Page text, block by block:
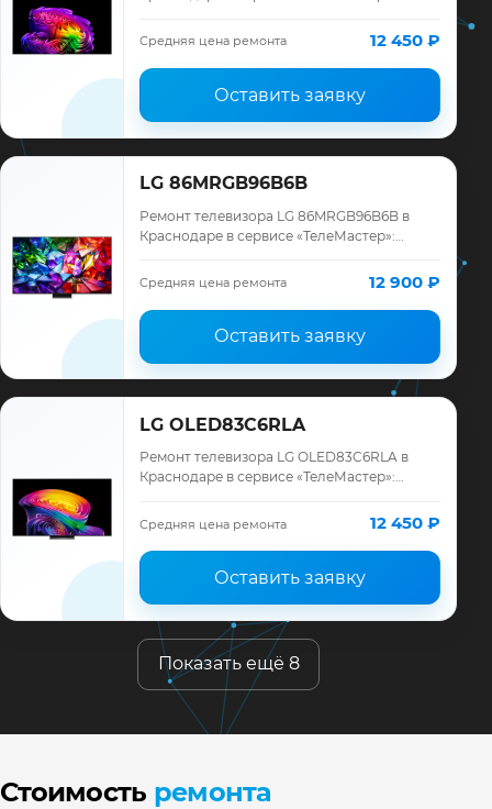
запчасти и гарантия до 12 месяцев.
Средняя цена ремонта 12 450 ₽
Оставить заявку
LG 86MRGB96B6B
Ремонт телевизора LG 86MRGB96B6B в
Краснодаре в сервисе «ТелеМастер»:
запчасти и гарантия до 12 месяцев.
Средняя цена ремонта 12 900 ₽
Оставить заявку
LG OLED83C6RLA
Ремонт телевизора LG OLED83C6RLA в
Краснодаре в сервисе «ТелеМастер»:
запчасти и гарантия до 12 месяцев.
Средняя цена ремонта 12 450 ₽
Оставить заявку
Показать ещё 8
Стоимость ремонта